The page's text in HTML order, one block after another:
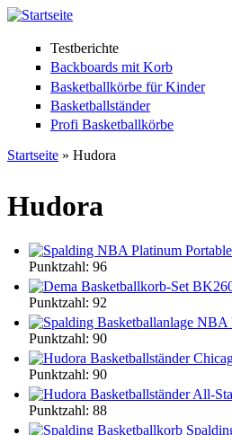
Testberichte
Backboards mit Korb
Basketballkörbe für Kinder
Basketballständer
Profi Basketballkörbe
Startseite » Hudora
Hudora
Punktzahl: 96
Punktzahl: 92
Punktzahl: 90
Punktzahl: 90
Punktzahl: 88